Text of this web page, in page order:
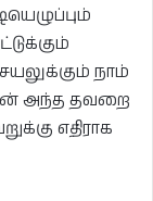
நாம்
அந்த தவறை
எதிராக